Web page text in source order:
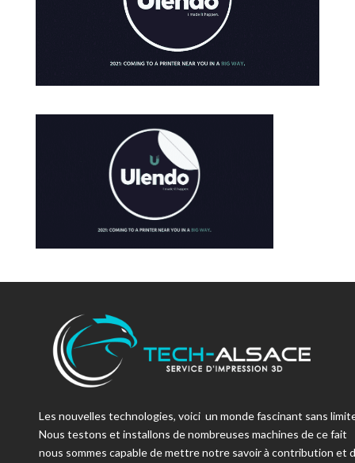
Les nouvelles technologies, voici un monde fascinant sans
Nous testons et installons de nombreuses machines de ce fait
nous sommes capable de mettre notre savoir à contribution et